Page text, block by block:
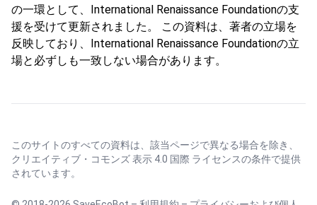
の一環として、International Renaissance Foundationの支
援を受けて更新されました。 この資料は、著者の立場を
反映しており、International Renaissance Foundationの立
場と必ずしも一致しない場合があります。
このサイトのすべての資料は、該当ページで異なる場合を除き、
クリエイティブ・コモンズ 表示 4.0 国際 ライセンスの条件で提供
されています。